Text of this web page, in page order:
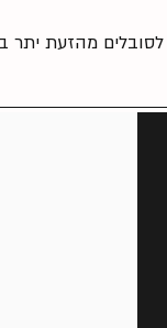
מהזעת יתר